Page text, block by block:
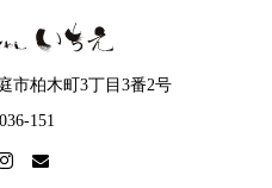
市柏木町3丁目3番2号
151